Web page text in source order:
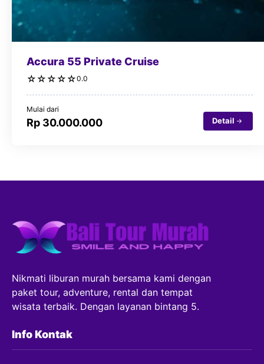
Accura 55 Private Cruise
☆ ☆ ☆ ☆ ☆0.0
Mulai dari
Rp 30.000.000 Detail
Nikmati liburan murah bersama kami dengan
paket tour, adventure, rental dan tempat
wisata terbaik. Dengan layanan bintang 5.
Info Kontak